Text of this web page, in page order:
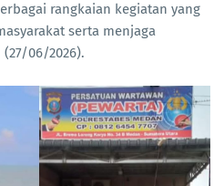
rangkaian kegiatan yang
serta menjaga
06/2026).